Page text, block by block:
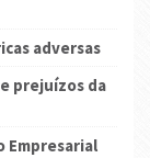
adversas
prejuízos da
Empresarial